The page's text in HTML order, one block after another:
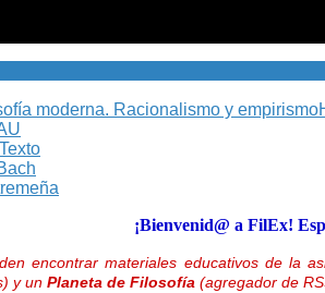
moderna. Racionalismo y empirismo
¡Bienvenid@ a FilEx!
encontrar materiales educativos de la
y un Planeta de Filosofía (agregador de